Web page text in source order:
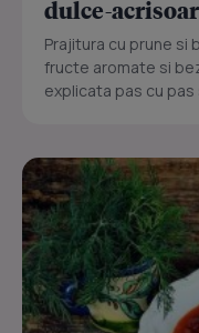
dulce-
Prajitura cu prune si
fructe aromate si
explicata pas cu pas